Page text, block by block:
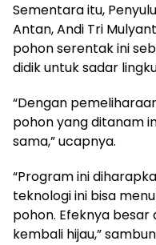
Sementara itu,
Antan, Andi Tri
pohon serentak ini
didik untuk sadar
“Dengan
pohon yang ditanam
sama,” ucapnya.
“Program ini
teknologi ini bisa
pohon. Efeknya besar
kembali hijau,”